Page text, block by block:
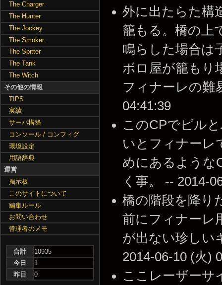
外に出たらた構
籠もる。橋の上
鳴らした場合は
ボロ屋が籠もり
フィナーレの難
04:41:39
このCPでピル
いとフィナーレ
めにあるような
く事。 -- 2014-
橋の階段を降り
前にフィナーレ
が出ない珍しい
2014-06-10 (火)
ここレーザーサ
The Charger
The Hunter
The Jockey
The Smoker
The Spitter
The Tank
The Witch
その他の情報
TIPS
実績
サーバ構築
コンソール / コンフィグ
環境設定
用語辞典
運営
掲示板
このサイトについて
編集ルール
お問い合わせ
管理者のメモ
合計
10935
今日
1
昨日
0